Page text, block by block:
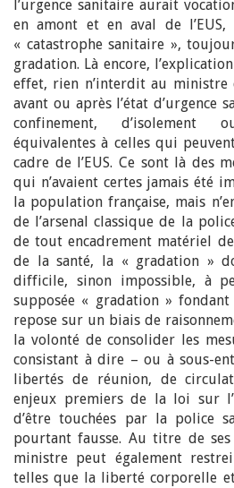
l’urgence sanitaire aurait
en amont et en aval de
« catastrophe sanitaire »,
gradation. Là encore,
effet, rien n’interdit au ministre
avant ou après l’état d’urgence
confinement, d’isolement
équivalentes à celles qui
cadre de l’EUS. Ce sont là des
qui n’avaient certes jamais été
la population française, mais
de l’arsenal classique de la
de tout encadrement matériel
de la santé, la « gradation »
difficile, sinon impossible, à
supposée « gradation »
repose sur un biais de
la volonté de consolider les
consistant à dire – ou à sous-
libertés de réunion, de
enjeux premiers de la loi sur
d’être touchées par la police
pourtant fausse. Au titre de ses
ministre peut également
telles que la liberté corporelle